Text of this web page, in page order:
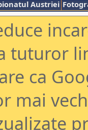
Austriei
tuturor
ca
mai